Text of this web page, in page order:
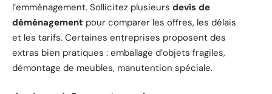
l’emménagement. Sollicitez plusieurs devis de
déménagement pour comparer les offres, les délais
et les tarifs. Certaines entreprises proposent des
extras bien pratiques : emballage d’objets fragiles,
démontage de meubles, manutention spéciale.